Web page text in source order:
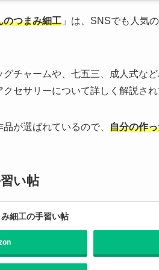
のつまみ細工 」は、SNSでも人気
チャームや、七五三、成人式など
セサリーについて詳しく解説され
が選ばれているので、 自分の作
い帖
細工の手習い帖